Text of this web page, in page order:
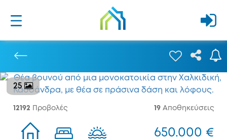
25
12192 Προβολές 19 Αποθηκεύσεις
650.000 €